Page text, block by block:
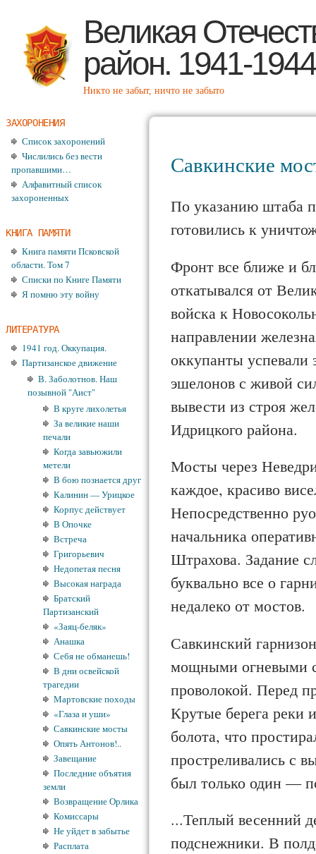
Великая
район. 1941-1944
Никто не забыт, ничто не забыто
Савкинские
По указанию штаба
готовились к
Фронт все ближе и
откатывался от
войска к
направ­лении
оккупанты успевали
эшелонов с живой
вывести из строя
Идрицкого района.
Мосты через
каждое, красиво
Непосредственно
начальника
Штрахова. Задание
буквально все о
недалеко от мостов.
Савкинский
мощными огневыми
проволокой. Перед
Крутые берега реки
болота, что
простреливались с
был только один —
...Теплый весенний
подснежники. В
ЗАХОРОНЕНИЯ
Список захоронений
Числились без вести
пропавшими…
Алфавитный список
захороненных
КНИГА ПАМЯТИ
Книга памяти Псковской
области. Том 7
Списки по Книге Памяти
Я помню эту войну
ЛИТЕРАТУРА
1941 год. Оккупация.
Партизанское движение
В. Заболотнов. Наш
позывной "Аист"
В круге лихолетья
За великие наши
печали
Когда завьюжили
метели
В бою познается друг
Калинин — Урицкое
Корпус действует
В Опочке
Встреча
Григорьевич
Недопетая песня
Высокая награда
Братский
Партизанский
«Заяц-беляк»
Анашка
Себя не обманешь!
В дни освейской
трагедии
Мартовские походы
«Глаза и уши»
Савкинские мосты
Опять Антонов!..
Завещание
Последние объятия
земли
Возвращение Орлика
Комиссары
Не уйдет в забытье
Расплата